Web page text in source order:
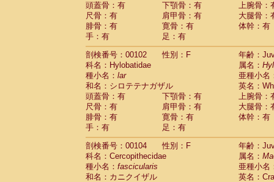
頭蓋骨：有
下顎骨：有
上腕骨：
尺骨：有
肩甲骨：有
大腿骨：
腓骨：有
寛骨：有
体幹：有
手：有
足：有
剖検番号：00102
性別：F
年齢：
科名：Hylobatidae
属名：
種小名： lar
亜種小名
和名：シロテテナガザル
英名：
頭蓋骨：有
下顎骨：有
上腕骨：
尺骨：有
肩甲骨：有
大腿骨：
腓骨：有
寛骨：有
体幹：有
手：有
足：有
剖検番号：00104
性別：F
年齢：
科名：Cercopithecidae
属名：
種小名： fascicularis
亜種小名
和名：カニクイザル
英名：